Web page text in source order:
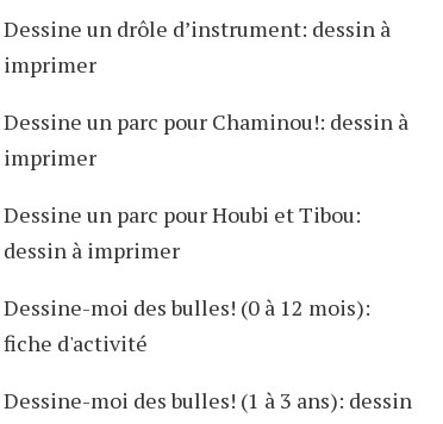
Dessine un drôle d’instrument: dessin à
imprimer
Dessine un parc pour Chaminou!: dessin à
imprimer
Dessine un parc pour Houbi et Tibou:
dessin à imprimer
Dessine-moi des bulles! (0 à 12 mois):
fiche d'activité
Dessine-moi des bulles! (1 à 3 ans): dessin